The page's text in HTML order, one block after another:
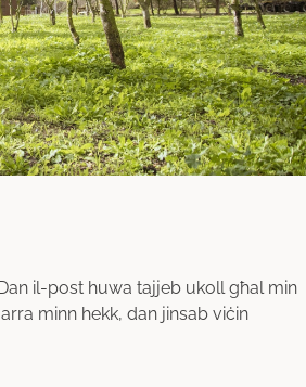
il-post huwa tajjeb ukoll għal min
minn hekk, dan jinsab viċin